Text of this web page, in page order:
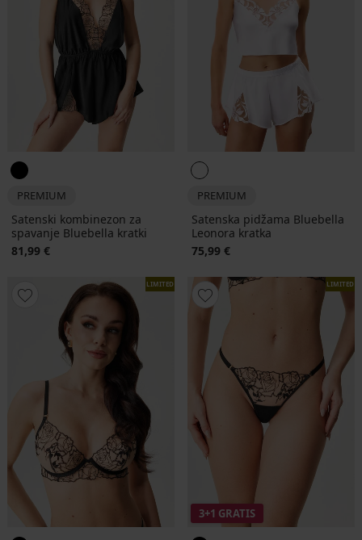
PREMIUM
Satenski kombinezon za
spavanje Bluebella kratki
81,99 €
PREMIUM
Satenska pidžama Bluebella
Leonora kratka
75,99 €
LIMITED LIMITED
3+1 GRATIS